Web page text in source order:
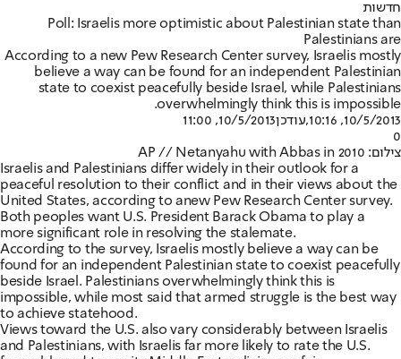
חדשות
Poll: Israelis more optimistic about Palestinian state than
Palestinians are
According to a new Pew Research Center survey, Israelis mostly
believe a way can be found for an independent Palestinian
state to coexist peacefully beside Israel, while Palestinians
overwhelmingly think this is impossible.
10/5/2013, 10:16
,עודכן10/5/2013, 11:00
0
צילום: AP // Netanyahu with Abbas in 2010
Israelis and Palestinians differ widely in their outlook for a
peaceful resolution to their conflict and in their views about the
United States, according to anew Pew Research Center survey.
Both peoples want U.S. President Barack Obama to play a
more significant role in resolving the stalemate.
According to the survey, Israelis mostly believe a way can be
found for an independent Palestinian state to coexist peacefully
beside Israel. Palestinians overwhelmingly think this is
impossible, while most said that armed struggle is the best way
to achieve statehood.
Views toward the U.S. also vary considerably between Israelis
and Palestinians, with Israelis far more likely to rate the U.S.